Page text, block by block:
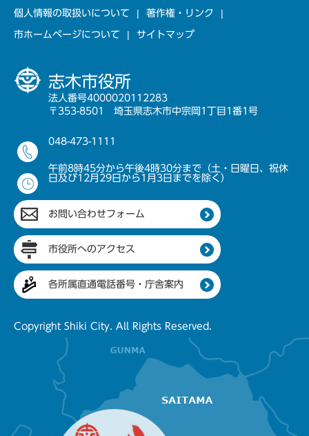
個人情報の取扱いについて 著作権・リンク
市ホームページについて サイトマップ
志木市役所
法人番号4000020112283
〒353-8501 埼玉県志木市中宗岡1丁目1番1号
048-473-1111
午前8時45分から午後4時30分まで（土・日曜日、祝休
日及び12月29日から1月3日までを除く）
お問い合わせフォーム
市役所へのアクセス
各所属直通電話番号・庁舎案内
Copyright Shiki City. All Rights Reserved.